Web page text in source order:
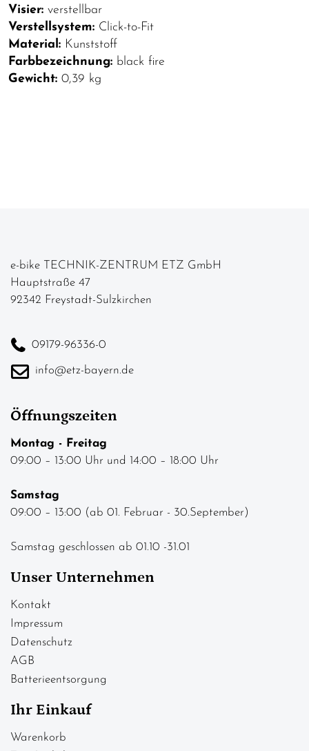
Visier: verstellbar
Verstellsystem: Click-to-Fit
Material: Kunststoff
Farbbezeichnung: black fire
Gewicht: 0,39 kg
e-bike TECHNIK-ZENTRUM ETZ GmbH
Hauptstraße 47
92342 Freystadt-Sulzkirchen
09179-96336-0
info@etz-bayern.de
Öffnungszeiten
Montag - Freitag
09:00 – 13:00 Uhr und 14:00 – 18:00 Uhr
Samstag
09:00 – 13:00 (ab 01. Februar - 30.September)
Samstag geschlossen ab 01.10 -31.01
Unser Unternehmen
Kontakt
Impressum
Datenschutz
AGB
Batterieentsorgung
Ihr Einkauf
Warenkorb